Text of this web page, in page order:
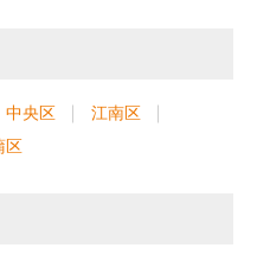
中央区
江南区
区